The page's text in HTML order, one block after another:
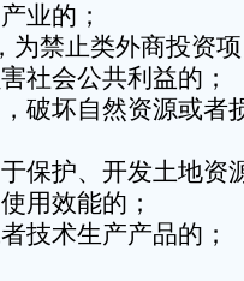
业的；
为禁止类外商投资
社会公共利益的；
破坏自然资源或者
保护、开发土地资
用效能的；
技术生产产品的；